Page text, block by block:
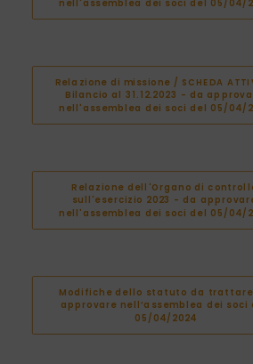
nell'assemblea dei soci del 05/04/
Relazione di missione / SCHEDA
Bilancio al 31.12.2023 - da
nell'assemblea dei soci del 05/04/
Relazione dell'Organo di
sull'esercizio 2023 - da
nell'assemblea dei soci del 05/04/
Modifiche dello statuto da trattare
approvare nell’assemblea dei soci
05/04/2024